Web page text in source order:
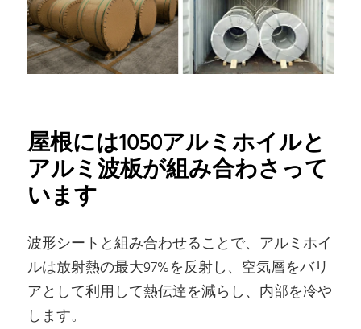
屋根には1050アルミホイルと
アルミ波板が組み合わさって
います
波形シートと組み合わせることで、アルミホイ
ルは放射熱の最大97%を反射し、空気層をバリ
アとして利用して熱伝達を減らし、内部を冷や
します。